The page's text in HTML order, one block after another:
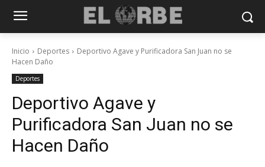
Inicio Deportes
Deportivo Agave y Purificadora San Juan no se
Hacen Daño
Deportes
Deportivo Agave y
Purificadora San Juan no se
Hacen Daño